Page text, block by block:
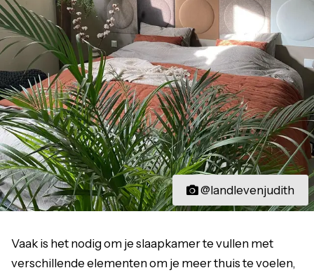
@landlevenjudith
Vaak is het nodig om je slaapkamer te vullen met
verschillende elementen om je meer thuis te voelen,